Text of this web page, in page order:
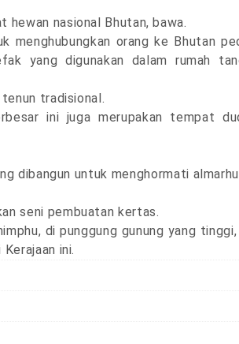
hewan nasional Bhutan, bawa.
menghubungkan orang ke Bhutan
yang digunakan dalam rumah
tradisional.
ini juga merupakan tempat
dibangun untuk menghormati
seni pembuatan kertas.
di punggung gunung yang
ini.